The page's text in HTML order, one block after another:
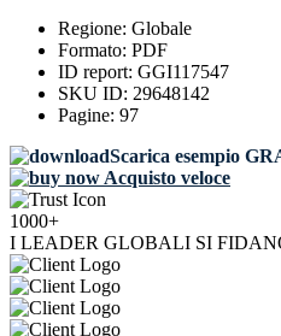
Regione: Globale
Formato: PDF
ID report: GGI117547
SKU ID: 29648142
Pagine: 97
Scarica esempio
Acquisto veloce
1000+
I LEADER GLOBALI SI